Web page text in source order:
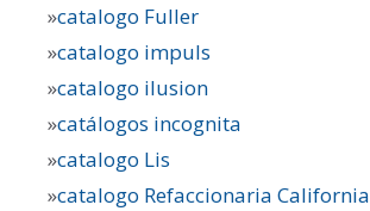
»catalogo Fuller
»catalogo impuls
»catalogo ilusion
»catálogos incognita
»catalogo Lis
»catalogo Refaccionaria California